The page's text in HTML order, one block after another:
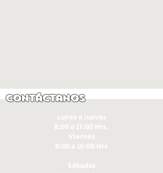
Contáctanos
Lunes a Jueves
8:00 a 17:00 Hrs.
Viernes
8:00 a 16:00 Hrs​
Sábados